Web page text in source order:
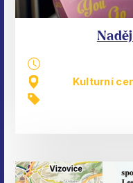
Kulturní